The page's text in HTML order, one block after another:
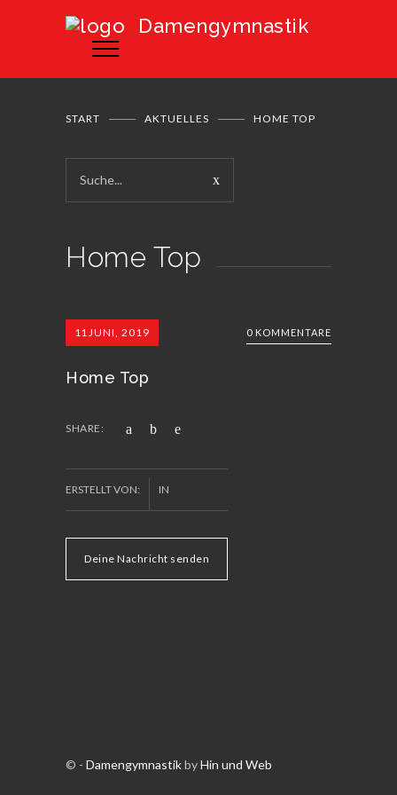
Damengymnastik
START AKTUELLES HOME TOP
Home Top
11JUNI, 2019 0 KOMMENTARE
Home Top
SHARE:
Deine Nachricht senden
ERSTELLT VON: IN
© - DamengymnastikbyHin und Web